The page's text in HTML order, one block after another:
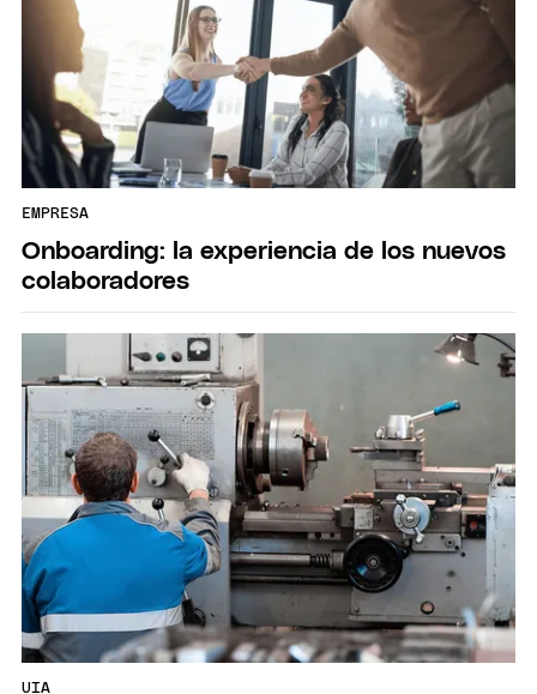
EMPRESA
Onboarding: la experiencia de los nuevos
colaboradores
UIA